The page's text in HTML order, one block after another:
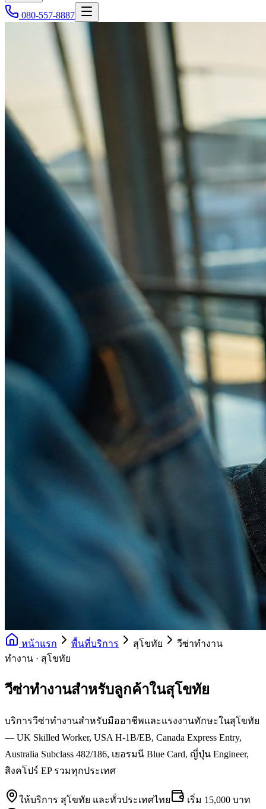
080-557-8887
หน้าแรก พื้นที่บริการ สุโขทัย
วีซ่าทำงาน
ทำงาน · สุโขทัย
วีซ่าทำงานสำหรับลูกค้าในสุโขทัย
บริการวีซ่าทำงานสำหรับมืออาชีพและแรงงานทักษะในสุโขทัย
— UK Skilled Worker, USA H-1B/EB, Canada Express Entry,
Australia Subclass 482/186, เยอรมนี Blue Card, ญี่ปุ่น Engineer,
สิงคโปร์ EP รวมทุกประเทศ
ให้บริการ สุโขทัย และทั่วประเทศไทย เริ่ม 15,000 บาท